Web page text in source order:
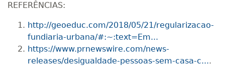
REFERÊNCIAS:
http://geoeduc.com/2018/05/21/regularizacao-
fundiaria-urbana/#:~:text=Em...
https://www.prnewswire.com/news-
releases/desigualdade-pessoas-sem-casa-c....